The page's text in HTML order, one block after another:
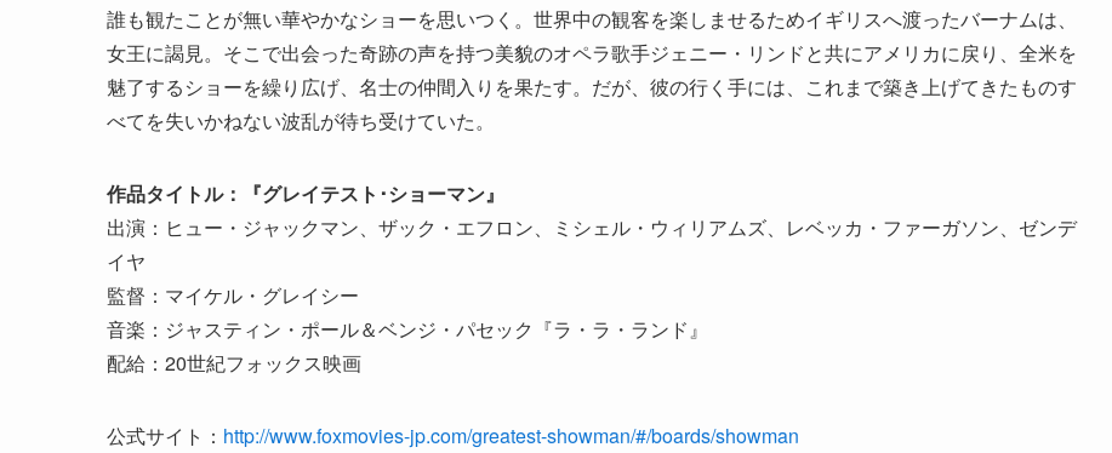
誰も観たことが無い華やかなショーを思いつく。世界中の観客を楽しませるためイギリスへ渡ったバーナムは、
女王に謁見。そこで出会った奇跡の声を持つ美貌のオペラ歌手ジェニー・リンドと共にアメリカに戻り、全米を
魅了するショーを繰り広げ、名士の仲間入りを果たす。だが、彼の行く手には、これまで築き上げてきたものす
べてを失いかねない波乱が待ち受けていた。
作品タイトル：『グレイテスト･ショーマン』
出演：ヒュー・ジャックマン、ザック・エフロン、ミシェル・ウィリアムズ、レベッカ・ファーガソン、ゼンデ
イヤ
監督：マイケル・グレイシー
音楽：ジャスティン・ポール＆ベンジ・パセック『ラ・ラ・ランド』
配給：20世紀フォックス映画
公式サイト： http://www.foxmovies-jp.com/greatest-showman/#/boards/showman